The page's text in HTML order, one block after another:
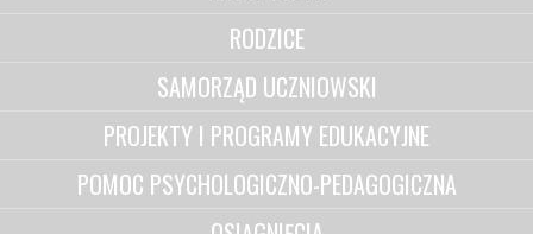
RODZICE
SAMORZĄD UCZNIOWSKI
PROJEKTY I PROGRAMY EDUKACYJNE
POMOC PSYCHOLOGICZNO-PEDAGOGICZNA